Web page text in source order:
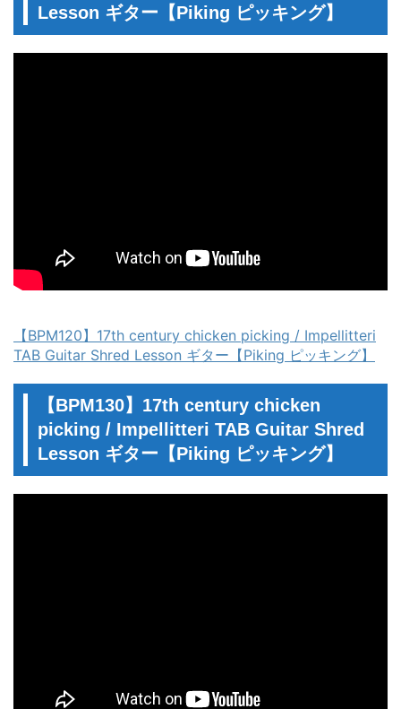
Lesson ギター【Piking ピッキング】
【BPM120】17th century chicken picking / Impellitteri
TAB Guitar Shred Lesson ギター【Piking ピッキング】
【BPM130】17th century chicken
picking / Impellitteri TAB Guitar Shred
Lesson ギター【Piking ピッキング】